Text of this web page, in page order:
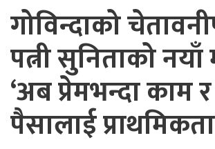
गोविन्दाको
पत्नी सुनिताको नयाँ
‘अब प्रेमभन्दा काम र
पैसालाई